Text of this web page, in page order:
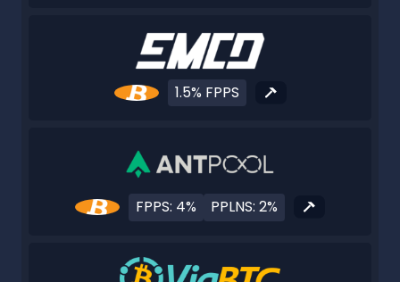
1.5% FPPS
FPPS: 4% PPLNS: 2%